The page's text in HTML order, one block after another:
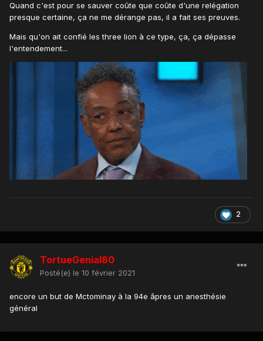
Quand c'est pour se sauver coûte que coûte d'une relégation
presque certaine, ça ne me dérange pas, il a fait ses preuves.
Mais qu'on ait confié les three lion à ce type, ça, ça dépasse
l'entendement...
2
TortueGenial80
Posté(e) le 10 février 2021
encore un but de Mctominay à la 94e âpres un anesthésie
général